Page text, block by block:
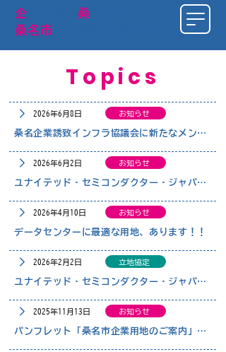
​企 業立地は桑
桑名市
Topics
2026年6月8日 お知らせ
桑名企業誘致インフラ協議会に新たなメンバーが加わりました
2026年6月2日 お知らせ
ユナイテッド・セミコンダクター・ジャパン株式会社 様から「世界を目指す若者応援事業」へご寄付をいただきました
2026年4月10日 お知らせ
データセンターに最適な用地、あります！！
2026年2月2日 立地協定
ユナイテッド・セミコンダクター・ジャパン株式会社と、桑名市、三重県とで企業立地協定を締結しました。
2025年11月13日 お知らせ
パンフレット「桑名市企業用地のご案内」を更新しました